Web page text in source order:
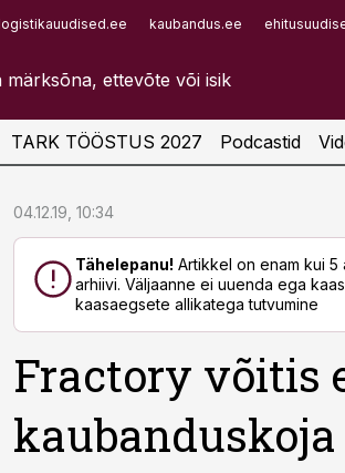
kaubandus.ee
Infopank
TARK TÖÖSTUS 2027 Podcastid
04.12.19, 10:34
Tähelepanu! Artikkel on enam kui 5
arhiivi. Väljaanne ei uuenda ega
kaasaegsete allikatega tutvumine
Fractory võitis